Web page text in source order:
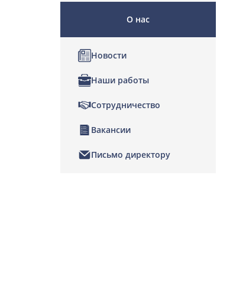
О нас
Новости
Наши работы
Сотрудничество
Вакансии
Письмо директору